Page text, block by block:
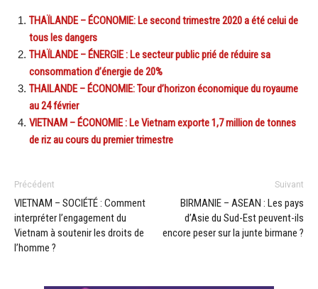
THAÏLANDE – ÉCONOMIE: Le second trimestre 2020 a été celui de
tous les dangers
THAÏLANDE – ÉNERGIE : Le secteur public prié de réduire sa
consommation d’énergie de 20%
THAILANDE – ÉCONOMIE: Tour d’horizon économique du royaume
au 24 février
VIETNAM – ÉCONOMIE : Le Vietnam exporte 1,7 million de tonnes
de riz au cours du premier trimestre
Précédent
VIETNAM – SOCIÉTÉ : Comment
interpréter l’engagement du
Vietnam à soutenir les droits de
l’homme ?
Suivant
BIRMANIE – ASEAN : Les pays
d’Asie du Sud-Est peuvent-ils
encore peser sur la junte birmane ?